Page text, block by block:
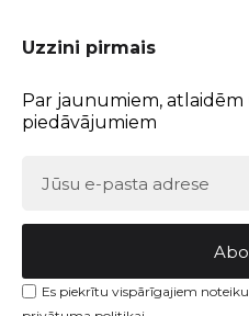
Uzzini pirmais
Par jaunumiem, atlaidēm
piedāvājumiem
Es piekrītu vispārīgajiem